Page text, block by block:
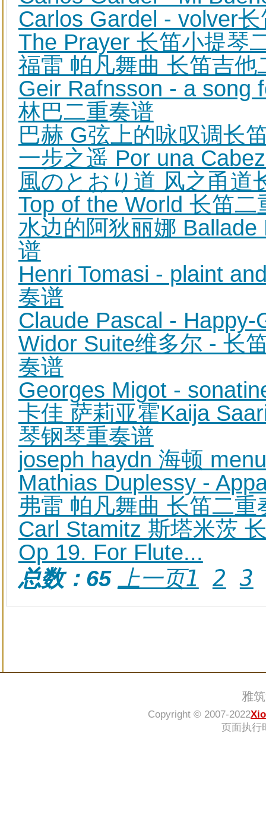
Carlos Gardel - volver
The Prayer 长笛小提琴
福雷 帕凡舞曲 长笛吉他
Geir Rafnsson - a song
林巴二重奏谱
巴赫 G弦上的咏叹调长
一步之遥 Por una
風のとおり道 风之甬道
Top of the World 长笛二
水边的阿狄丽娜
谱
Henri Tomasi - plaint
奏谱
Claude Pascal -
Widor Suite维多尔 - 长
奏谱
Georges Migot -
卡佳 萨莉亚霍Kaija
琴钢琴重奏谱
joseph haydn 海顿
Mathias Duplessy -
弗雷 帕凡舞曲 长笛二重
Carl Stamitz 斯塔米茨
Op 19. For Flute...
总数：65 上一页1 2 3
雅
Copyright © 2007-2022
页面执行